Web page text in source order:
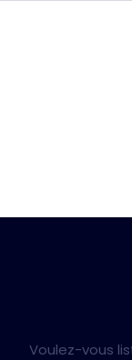
Voulez-vous